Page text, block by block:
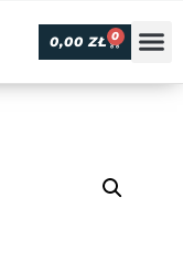
0,00 ZŁ 0